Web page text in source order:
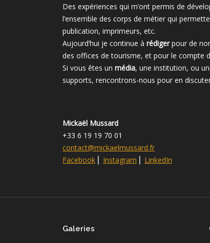
Des expériences qui m’ont permis de
l’ensemble des corps de métier qui
publication, imprimeurs, etc.
Aujourd’hui je continue à rédigerpour de
des offices de tourisme, et pour le compte
Si vous êtes un média, une institution, ou
supports, rencontrons-nous pour en
Mickaël Mussard
+33 6 19 19 70 01
contact@mickaelmussard.fr
Facebook
Instagram LinkedIn
Galeries